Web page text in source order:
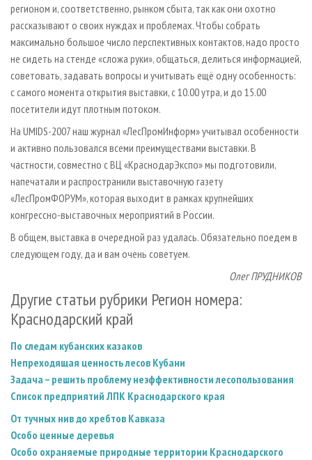
регионом и, соответственно, рынком сбыта, так как они охотно
рассказывают о своих нуждах и проблемах. Чтобы собрать
максимально большое число перспективных контактов, надо просто
не сидеть на стенде «сложа руки», общаться, делиться информацией,
советовать, задавать вопросы и учитывать ещё одну особенность:
с самого момента открытия выставки, с 10.00 утра, и до 15.00
посетители идут плотным потоком.
На UMIDS-2007 наш журнал «Лес­ПромИнформ» учитывал особенности
и активно пользовался всеми преимуществами выставки. В
частности, совместно с ВЦ «КраснодарЭкспо» мы подготовили,
напечатали и распространили выставочную газету
«ЛесПромФОРУМ», которая выходит в рамках крупнейших
конгрессно-выставочных мероприятий в России.
В общем, выставка в очередной раз удалась. Обязательно поедем в
следующем году, да и вам очень советуем.
Олег ПРУДНИКОВ
Другие статьи рубрики Регион номера:
Краснодарский край
По следам кубанских казаков
Непреходящая ценность лесов Кубани
Задача – решить проблему неэффективности лесопользования
Список предприятий ЛПК Краснодарского края
От тучных нив до хребтов Кавказа
Особо ценные деревья
Особо охраняемые природные территории Краснодарского